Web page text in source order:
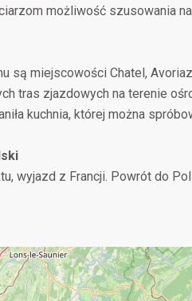
możliwość szusowania
są miejscowości Chatel,
tras zjazdowych na terenie
kuchnia, której można
wyjazd z Francji. Powrót do